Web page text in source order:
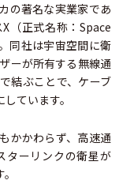
の著名な実業家であ
（正式名称：Space
同社は宇宙空間に衛
ーが所有する無線通
結ぶことで、ケーブ
ています。
かかわらず、高速通
ターリンクの衛星が